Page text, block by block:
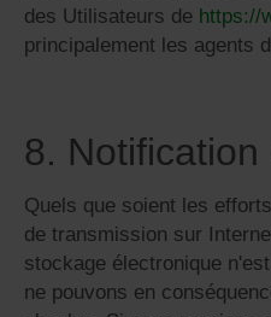
des Utilisateurs de https://
principalement les agents
8. Notification
Quels que soient les
de transmission sur
stockage électronique
ne pouvons en